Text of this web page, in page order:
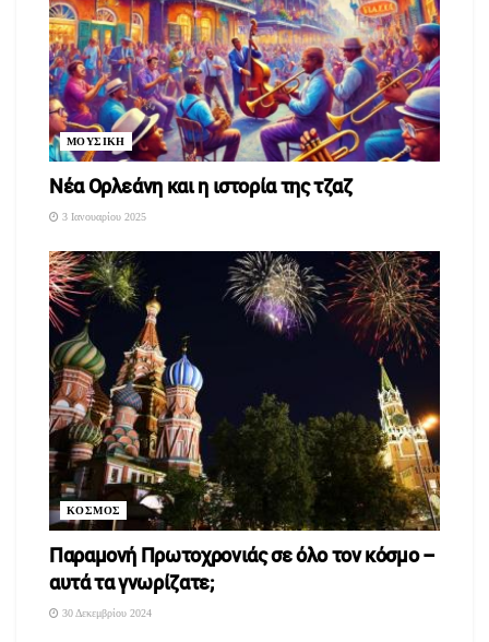
ΜΟΥΣΙΚΗ
Νέα Ορλεάνη και η ιστορία της τζαζ
3 Ιανουαρίου 2025
ΚΟΣΜΟΣ
Παραμονή Πρωτοχρονιάς σε όλο τον κόσμο –
αυτά τα γνωρίζατε;
30 Δεκεμβρίου 2024